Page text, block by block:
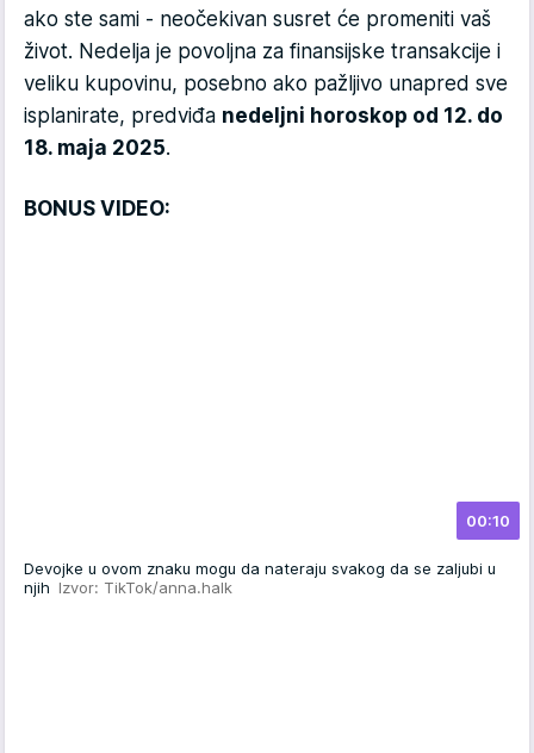
ako ste sami - neočekivan susret će promeniti vaš
život. Nedelja je povoljna za finansijske transakcije i
veliku kupovinu, posebno ako pažljivo unapred sve
isplanirate, predviđa nedeljni horoskop od 12. do
18. maja 2025.
BONUS VIDEO:
00:10
Devojke u ovom znaku mogu da nateraju svakog da se zaljubi u
njih Izvor: TikTok/anna.halk